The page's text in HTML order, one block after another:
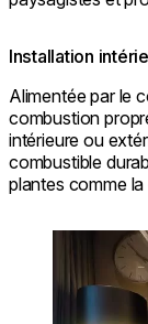
Installation
Alimentée par le
combustion
intérieure ou
combustible
plantes comme
Loading